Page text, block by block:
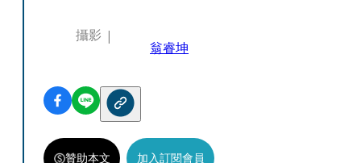
攝影
翁睿坤
贊助本文 加入訂閱會員